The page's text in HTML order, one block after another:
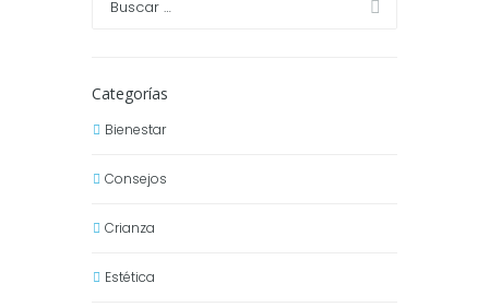
Categorías
Bienestar
Consejos
Crianza
Estética